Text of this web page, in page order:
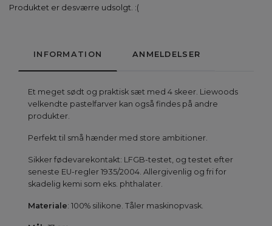
Produktet er desværre udsolgt. :(
INFORMATION ANMELDELSER
Et meget sødt og praktisk sæt med 4 skeer. Liewoods
velkendte pastelfarver kan også findes på andre
produkter.
Perfekt til små hænder med store ambitioner.
Sikker fødevarekontakt: LFGB-testet, og testet efter
seneste EU-regler 1935/2004. Allergivenlig og fri for
skadelig kemi som eks. phthalater.
Materiale: 100% silikone. Tåler maskinopvask.